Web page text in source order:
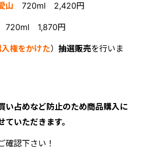
山 720ml 2,420円
720ml 1,870円
権をかけた） 抽選販売を行いま
い占めなど防止のため商品購入に
いただきます。
確認下さい！